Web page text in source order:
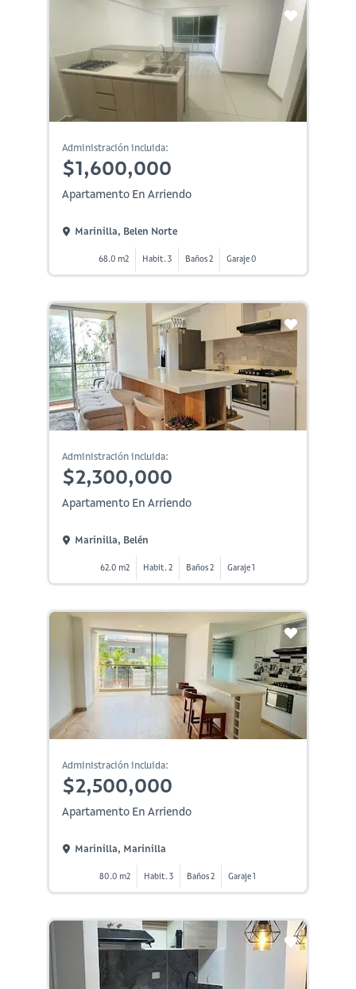
Administración incluida:
$1,600,000
Apartamento En Arriendo
Marinilla, Belen Norte
68.0 m2 Habit. 3 Baños 2 Garaje 0
Administración incluida:
$2,300,000
Apartamento En Arriendo
Marinilla, Belén
62.0 m2 Habit. 2 Baños 2 Garaje 1
Administración incluida:
$2,500,000
Apartamento En Arriendo
Marinilla, Marinilla
80.0 m2 Habit. 3 Baños 2 Garaje 1